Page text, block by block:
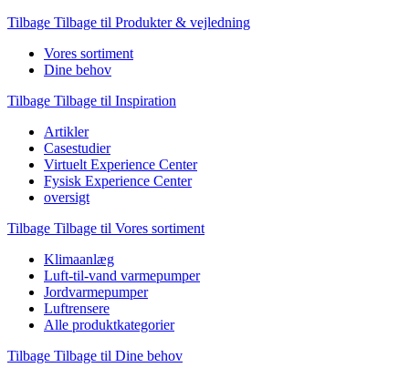
Tilbage Tilbage til Produkter & vejledning
Vores sortiment
Dine behov
Tilbage Tilbage til Inspiration
Artikler
Casestudier
Virtuelt Experience Center
Fysisk Experience Center
oversigt
Tilbage Tilbage til Vores sortiment
Klimaanlæg
Luft-til-vand varmepumper
Jordvarmepumper
Luftrensere
Alle produktkategorier
Tilbage Tilbage til Dine behov